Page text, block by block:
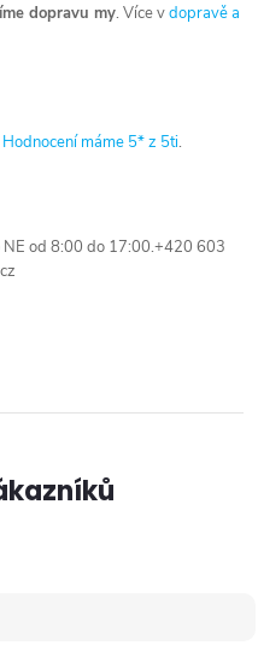
dopravu my. Více vdopravě a
Hodnocení máme 5* z 5ti.
NE od 8:00 do 17:00.+420 603